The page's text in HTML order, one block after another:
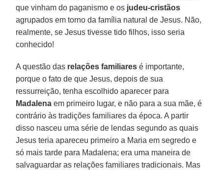
que vinham do paganismo e os judeu-cristãos
agrupados em torno da família natural de Jesus. Não,
realmente, se Jesus tivesse tido filhos, isso seria
conhecido!
A questão das relações familiares é importante,
porque o fato de que Jesus, depois de sua
ressurreição, tenha escolhido aparecer para
Madalena em primeiro lugar, e não para a sua mãe, é
contrário às tradições familiares da época. A partir
disso nasceu uma série de lendas segundo as quais
Jesus teria apareceu primeiro a Maria em segredo e
só mais tarde para Madalena; era uma maneira de
salvaguardar as relações familiares tradicionais. Mas